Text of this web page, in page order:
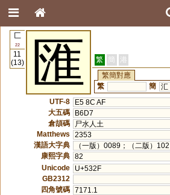
匚
22
11
(13)
匯 繁 簡 港
繁簡對應
繁
簡 汇
UTF-8
E5 8C AF
大五碼
B6D7
倉頡碼
尸水人土
Matthews
2353
漢語大字典
（一版）0089；（二版）102
康熙字典 82
Unicode
U+532F
GB2312
四角號碼 7171.1